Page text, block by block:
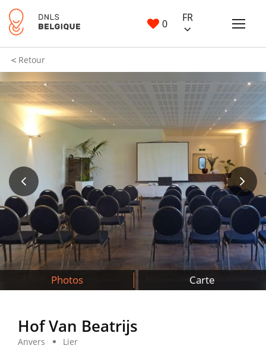
0 FR
Retour
Photos Carte
Hof Van Beatrijs
Anvers Lier